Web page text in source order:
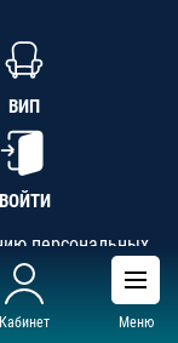
Кабинет Меню
ВИП
ВОЙТИ
персональных